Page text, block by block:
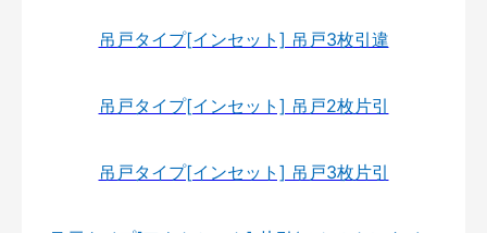
吊戸タイプ[インセット] 吊戸3枚引違
吊戸タイプ[インセット] 吊戸2枚片引
吊戸タイプ[インセット] 吊戸3枚片引